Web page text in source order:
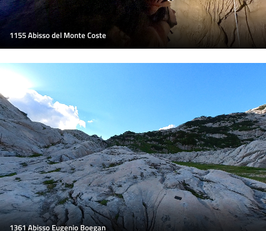
1155 Abisso del Monte Coste
1361 Abisso Eugenio Boegan